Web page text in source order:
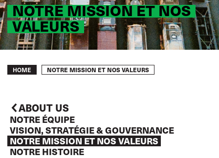
NOTRE MISSION ET NOS
VALEURS
Breadcrumb
HOME NOTRE MISSION ET NOS VALEURS
ABOUT US
NOTRE ÉQUIPE
VISION, STRATÉGIE & GOUVERNANCE
NOTRE MISSION ET NOS VALEURS
NOTRE HISTOIRE